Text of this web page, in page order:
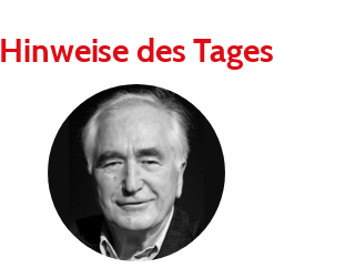
Hinweise des Tages